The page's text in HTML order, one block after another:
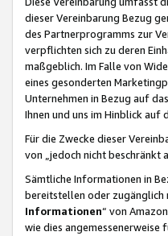
dieser Vereinbarung Bezug
des Partnerprogramms zur
verpflichten sich zu deren
maßgeblich. Im Falle von
eines gesonderten
Unternehmen in Bezug auf
Ihnen und uns im Hinblick
Für die Zwecke dieser
von „jedoch nicht beschränkt
Sämtliche Informationen in
bereitstellen oder zugänglich
Informationen“ von
wie dies angemessenerweise